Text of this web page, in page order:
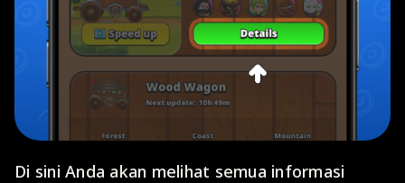
Di sini Anda akan melihat semua informasi